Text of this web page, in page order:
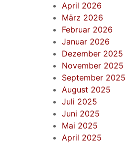
April 2026
März 2026
Februar 2026
Januar 2026
Dezember 2025
November 2025
September 2025
August 2025
Juli 2025
Juni 2025
Mai 2025
April 2025